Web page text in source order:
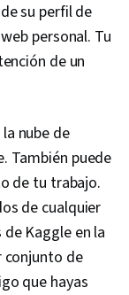
su perfil de
personal. Tu
de un
nube de
También puede
de tu trabajo.
de cualquier
Kaggle en la
conjunto de
que hayas